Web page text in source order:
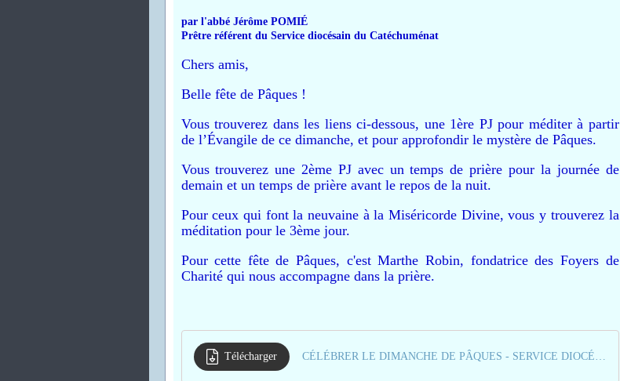
par l'abbé Jérôme POMIÉ
Prêtre référent du Service diocésain du Catéchuménat
Chers amis,
Belle fête de Pâques !
Vous trouverez dans les liens ci-dessous, une 1ère PJ pour méditer à partir
de l’Évangile de ce dimanche, et pour approfondir le mystère de Pâques.
Vous trouverez une 2ème PJ avec un temps de prière pour la journée de
demain et un temps de prière avant le repos de la nuit.
Pour ceux qui font la neuvaine à la Miséricorde Divine, vous y trouverez la
méditation pour le 3ème jour.
Pour cette fête de Pâques, c'est Marthe Robin, fondatrice des Foyers de
Charité qui nous accompagne dans la prière.
Télécharger CÉLÉBRER LE DIMANCHE DE PÂQUES - SERVICE DIOCÉSAIN DU CATÉCHUMÉNAT